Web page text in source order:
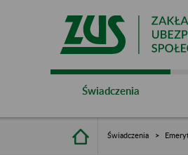
Świadczenia
Świadczenia